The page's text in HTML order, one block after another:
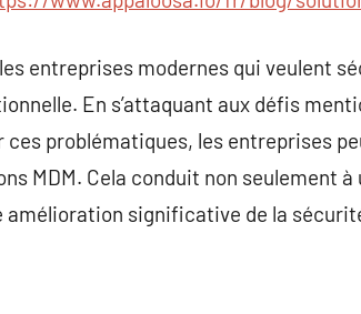
entreprises modernes qui veulent
En s’attaquant aux défis
problématiques, les entreprises
MDM. Cela conduit non seulement
amélioration significative de la